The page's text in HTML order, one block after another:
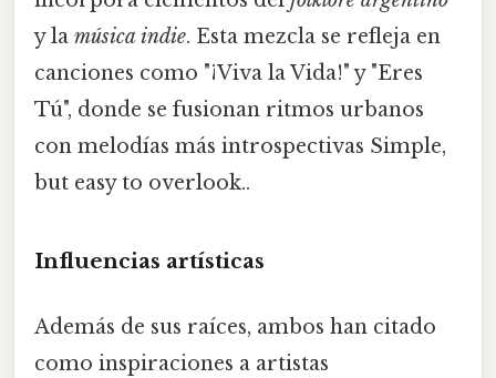
y la música indie. Esta mezcla se refleja en
canciones como "¡Viva la Vida!" y "Eres
Tú", donde se fusionan ritmos urbanos
con melodías más introspectivas Simple,
but easy to overlook..
Influencias artísticas
Además de sus raíces, ambos han citado
como inspiraciones a artistas